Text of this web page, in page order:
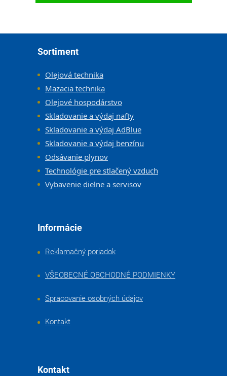
Sortiment
Olejová technika
Mazacia technika
Olejové hospodárstvo
Skladovanie a výdaj nafty
Skladovanie a výdaj AdBlue
Skladovanie a výdaj benzínu
Odsávanie plynov
Technológie pre stlačený vzduch
Vybavenie dielne a servisov
Informácie
Reklamačný poriadok
VŠEOBECNÉ OBCHODNÉ PODMIENKY
Spracovanie osobných údajov
Kontakt
Kontakt